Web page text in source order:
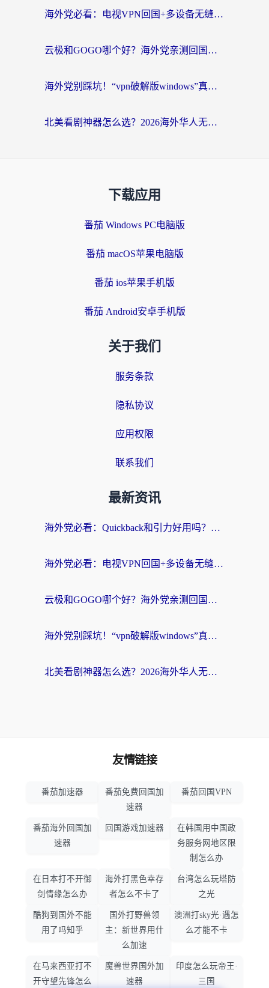
海外党必看：电视VPN回国+多设备无缝访问国内资源的实用指南
云极和GOGO哪个好？海外党亲测回国加速器选择指南（附iOS免费&Windows VPN实用技巧）
海外党别踩坑！“vpn破解版windows”真的能用？教你选对回国加速器无缝刷国内资源
北美看剧神器怎么选？2026海外华人无缝访问国内资源全攻略
下载应用
番茄 Windows PC电脑版
番茄 macOS苹果电脑版
番茄 ios苹果手机版
番茄 Android安卓手机版
关于我们
服务条款
隐私协议
应用权限
联系我们
最新资讯
海外党必看：Quickback和引力好用吗？3分钟搞懂回国加速器怎么选
海外党必看：电视VPN回国+多设备无缝访问国内资源的实用指南
云极和GOGO哪个好？海外党亲测回国加速器选择指南（附iOS免费&Windows VPN实用技巧）
海外党别踩坑！“vpn破解版windows”真的能用？教你选对回国加速器无缝刷国内资源
北美看剧神器怎么选？2026海外华人无缝访问国内资源全攻略
友情链接
番茄加速器
番茄免费回国加
速器
番茄回国VPN
番茄海外回国加
速器
回国游戏加速器
在韩国用中国政
务服务网地区限
制怎么办
在日本打不开御
剑情缘怎么办
海外打黑色幸存
者怎么不卡了
台湾怎么玩塔防
之光
酷狗到国外不能
用了吗知乎
国外打野兽领
主：新世界用什
么加速
澳洲打sky光·遇怎
么才能不卡
在马来西亚打不
开守望先锋怎么
魔兽世界国外加
速器
印度怎么玩帝王·
三国